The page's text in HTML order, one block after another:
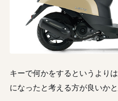
キーで何かをするというより
になったと考える方が良いかと